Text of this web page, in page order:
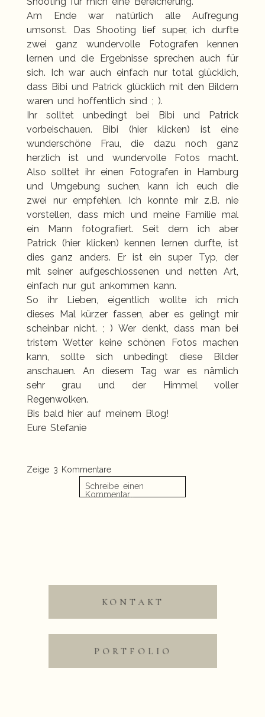
Am Ende war natürlich alle Aufregung
umsonst. Das Shooting lief super, ich durfte
zwei ganz wundervolle Fotografen kennen
lernen und die Ergebnisse sprechen auch für
sich. Ich war auch einfach nur total glücklich,
dass Bibi und Patrick glücklich mit den Bildern
waren und hoffentlich sind ; ).
Ihr solltet unbedingt bei Bibi und Patrick
vorbeischauen. Bibi (hier klicken) ist eine
wunderschöne Frau, die dazu noch ganz
herzlich ist und wundervolle Fotos macht.
Also solltet ihr einen Fotografen in Hamburg
und Umgebung suchen, kann ich euch die
zwei nur empfehlen. Ich konnte mir z.B. nie
vorstellen, dass mich und meine Familie mal
ein Mann fotografiert. Seit dem ich aber
Patrick (hier klicken) kennen lernen durfte, ist
dies ganz anders. Er ist ein super Typ, der
mit seiner aufgeschlossenen und netten Art,
einfach nur gut ankommen kann.
So ihr Lieben, eigentlich wollte ich mich
dieses Mal kürzer fassen, aber es gelingt mir
scheinbar nicht. ; ) Wer denkt, dass man bei
tristem Wetter keine schönen Fotos machen
kann, sollte sich unbedingt diese Bilder
anschauen. An diesem Tag war es nämlich
sehr grau und der Himmel voller
Regenwolken.
Bis bald hier auf meinem Blog!
Eure Stefanie
Zeige 3 Kommentare
Schreibe einen
Kommentar...
browser for the next time
I comment.
KONTAKT
PORTFOLIO